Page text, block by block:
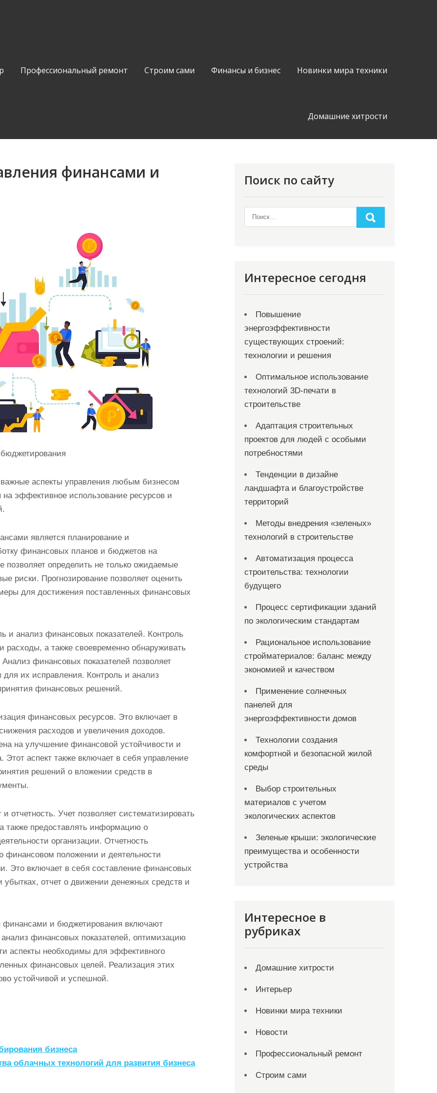
Профессиональный ремонт Строим сами Финансы и бизнес Новинки мира техники
Домашние хитрости
финансами и
аспекты управления любым бизнесом
эффективное использование ресурсов и
является планирование и
финансовых планов и бюджетов на
определить не только ожидаемые
риски. Прогнозирование позволяет оценить
для достижения поставленных финансовых
и анализ финансовых показателей. Контроль
расходы, а также своевременно обнаруживать
финансовых показателей позволяет
их исправления. Контроль и анализ
финансовых решений.
финансовых ресурсов. Это включает в
расходов и увеличения доходов.
на улучшение финансовой устойчивости и
аспект также включает в себя управление
решений о вложении средств в
отчетность. Учет позволяет систематизировать
также предоставлять информацию о
организации. Отчетность
финансовом положении и деятельности
Это включает в себя составление финансовых
убытках, отчет о движении денежных средств и
финансами и бюджетирования включают
финансовых показателей, оптимизацию
аспекты необходимы для эффективного
финансовых целей. Реализация этих
устойчивой и успешной.
бизнеса
облачных технологий для развития бизнеса
Поиск по сайту
Интересное сегодня
Повышение
энергоэффективности
существующих строений:
технологии и решения
Оптимальное использование
технологий 3D-печати в
строительстве
Адаптация строительных
проектов для людей с особыми
потребностями
Тенденции в дизайне
ландшафта и благоустройстве
территорий
Методы внедрения «зеленых»
технологий в строительстве
Автоматизация процесса
строительства: технологии
будущего
Процесс сертификации зданий
по экологическим стандартам
Рациональное использование
стройматериалов: баланс между
экономией и качеством
Применение солнечных
панелей для
энергоэффективности домов
Технологии создания
комфортной и безопасной жилой
среды
Выбор строительных
материалов с учетом
экологических аспектов
Зеленые крыши: экологические
преимущества и особенности
устройства
Интересное в
рубриках
Домашние хитрости
Интерьер
Новинки мира техники
Новости
Профессиональный ремонт
Строим сами